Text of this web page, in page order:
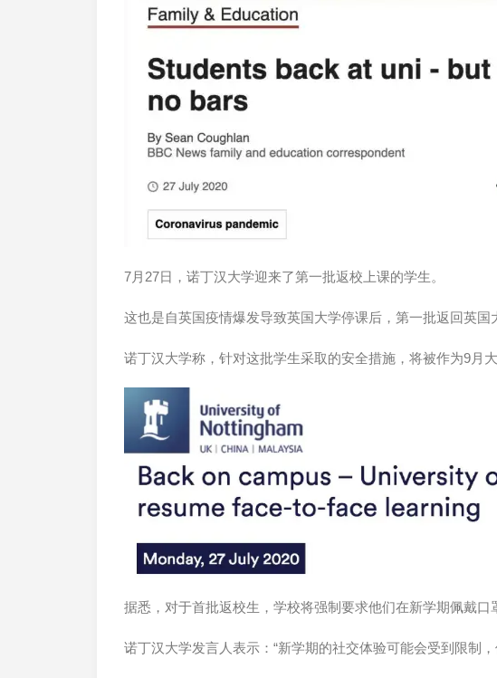
7月27日，诺丁汉大学迎来了第一批返校上课的学生。
这也是自英国疫情爆发导致英国大学停课后，第一批返回英国
诺丁汉大学称，针对这批学生采取的安全措施，将被作为9月大
据悉，对于首批返校生，学校将强制要求他们在新学期佩戴口
诺丁汉大学发言人表示：“新学期的社交体验可能会受到限制